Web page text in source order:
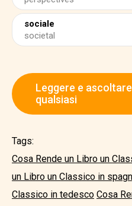
sociale
societal
Leggere e
qualsiasi
Tags:
Cosa Rende un Libro un
un Libro un Classico in
Classico in tedesco Cosa